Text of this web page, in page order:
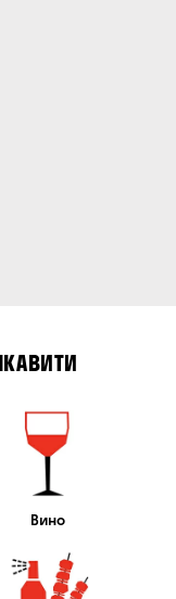
Вино